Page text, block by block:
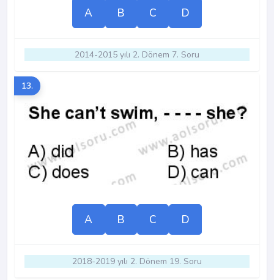
A B C D
2014-2015 yılı 2. Dönem 7. Soru
13.
A B C D
2018-2019 yılı 2. Dönem 19. Soru